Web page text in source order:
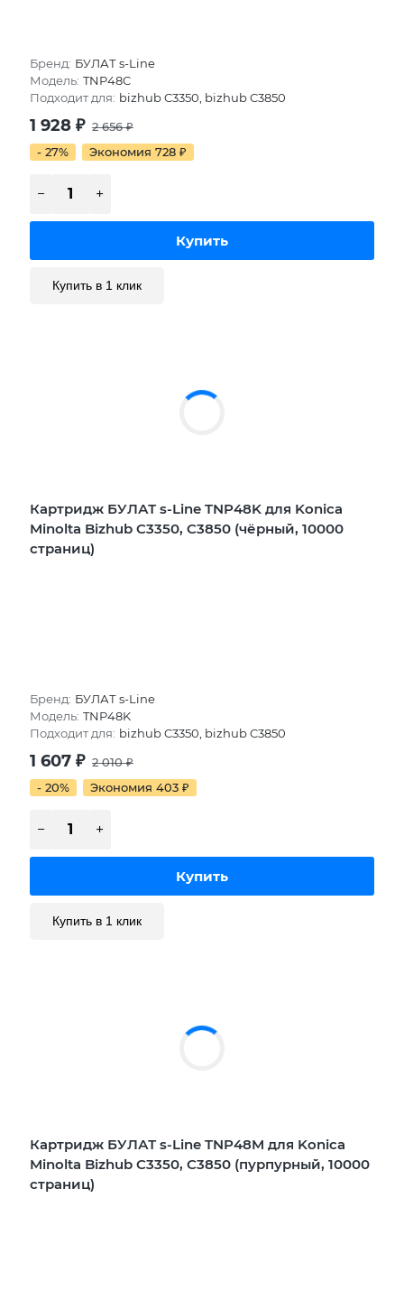
Бренд: БУЛАТ s-Line
Модель: TNP48C
Подходит для: bizhub C3350, bizhub C3850
1 928 ₽ 2 656₽
- 27%
Экономия 728 ₽
Купить в 1 клик
Картридж БУЛАТ s-Line TNP48K для Konica
Minolta Bizhub C3350, C3850 (чёрный, 10000
страниц)
Бренд: БУЛАТ s-Line
Модель: TNP48K
Подходит для: bizhub C3350, bizhub C3850
1 607 ₽ 2 010₽
- 20%
Экономия 403 ₽
Купить в 1 клик
Картридж БУЛАТ s-Line TNP48M для Konica
Minolta Bizhub C3350, C3850 (пурпурный, 10000
страниц)